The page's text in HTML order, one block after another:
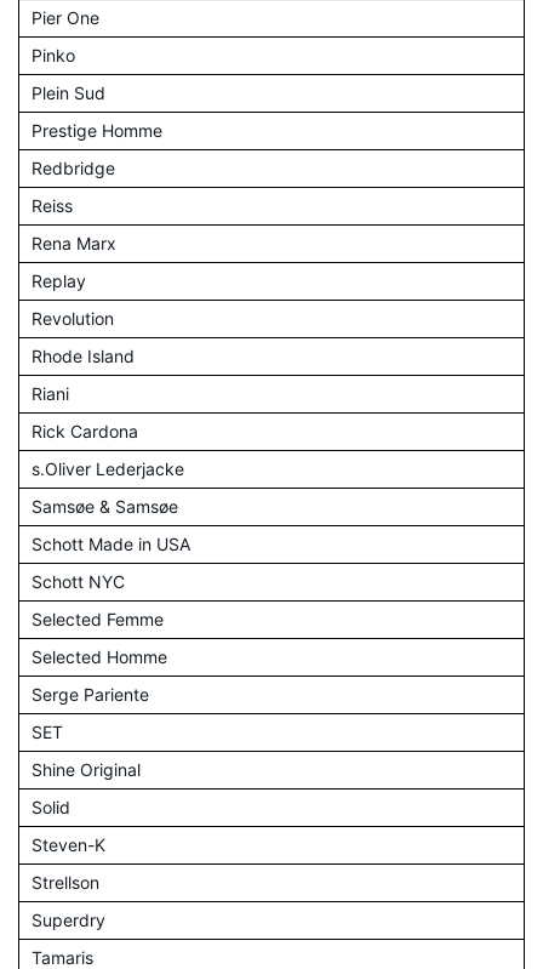
Pier One
Pinko
Plein Sud
Prestige Homme
Redbridge
Reiss
Rena Marx
Replay
Revolution
Rhode Island
Riani
Rick Cardona
s.Oliver Lederjacke
Samsøe & Samsøe
Schott Made in USA
Schott NYC
Selected Femme
Selected Homme
Serge Pariente
SET
Shine Original
Solid
Steven-K
Strellson
Superdry
Tamaris